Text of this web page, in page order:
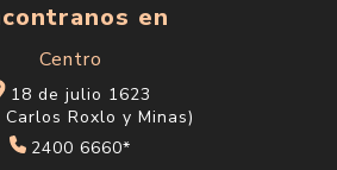
en
Centro
18 de julio 1623
Roxlo y Minas)
2400 6660*